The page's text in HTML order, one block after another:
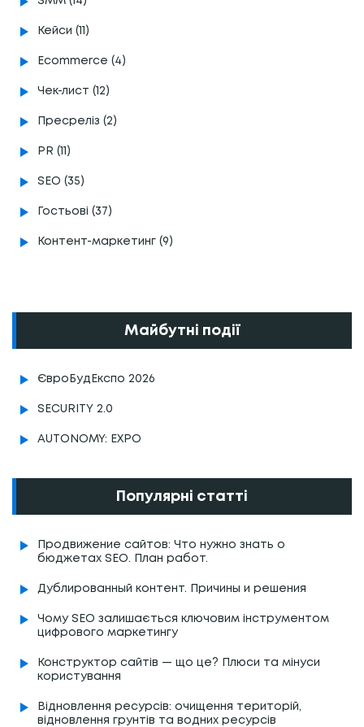
Кейси (11)
Ecommerce (4)
Чек-лист (12)
Пресреліз (2)
PR (11)
SEO (35)
Гостьові (37)
Контент-маркетинг (9)
Майбутні події
ЄвроБудЕкспо 2026
SECURITY 2.0
AUTONOMY: EXPO
Популярні статті
Продвижение сайтов: Что нужно знать о
бюджетах SEO. План работ.
Дублированный контент. Причины и решения
Чому SEO залишається ключовим інструментом
цифрового маркетингу
Конструктор сайтів — що це? Плюси та мінуси
користування
Відновлення ресурсів: очищення територій,
відновлення грунтів та водних ресурсів